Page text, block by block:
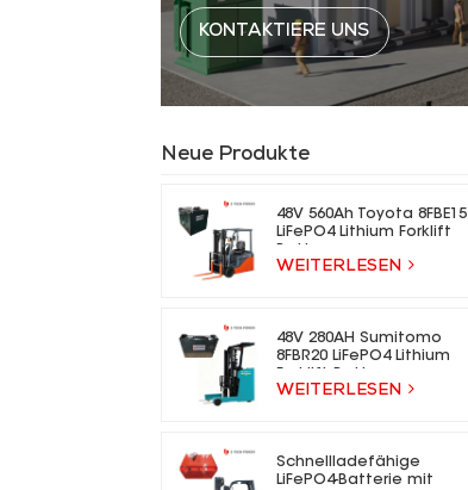
KONTAKTIERE UNS
Neue Produkte
48V 560Ah Toyota 8FBE15
LiFePO4 Lithium Forklift
WEITERLESEN
48V 280AH Sumitomo
8FBR20 LiFePO4 Lithium
WEITERLESEN
Schnellladefähige
LiFePO4-Batterie mit